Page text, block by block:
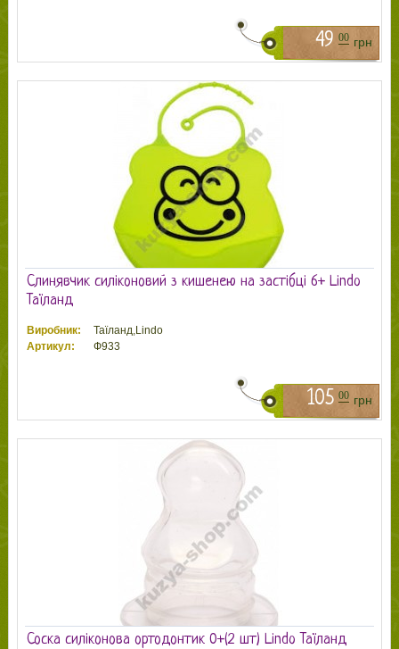
49 00 грн
Слинявчик силіконовий з кишенею на застібці 6+ Lindo
Таїланд
Виробник:
Таїланд,Lindo
Артикул:
Ф933
105 00 грн
Соска силіконова ортодонтик 0+(2 шт) Lindo Таїланд